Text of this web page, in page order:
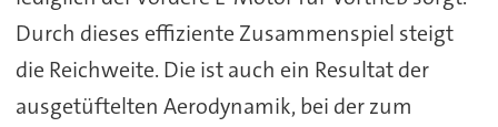
Durch dieses effiziente Zusammenspiel steigt
die Reichweite. Die ist auch ein Resultat der
ausgetüftelten Aerodynamik, bei der zum